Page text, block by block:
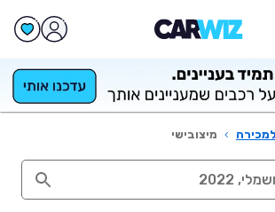
› מיצובישי